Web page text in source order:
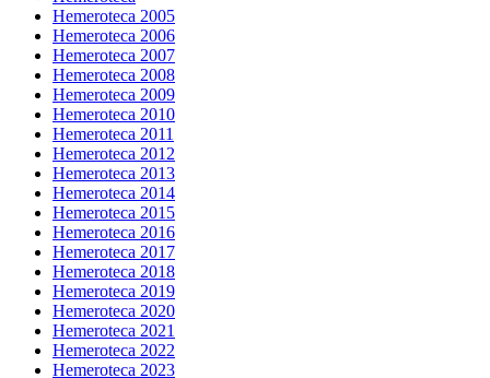
Hemeroteca 2005
Hemeroteca 2006
Hemeroteca 2007
Hemeroteca 2008
Hemeroteca 2009
Hemeroteca 2010
Hemeroteca 2011
Hemeroteca 2012
Hemeroteca 2013
Hemeroteca 2014
Hemeroteca 2015
Hemeroteca 2016
Hemeroteca 2017
Hemeroteca 2018
Hemeroteca 2019
Hemeroteca 2020
Hemeroteca 2021
Hemeroteca 2022
Hemeroteca 2023